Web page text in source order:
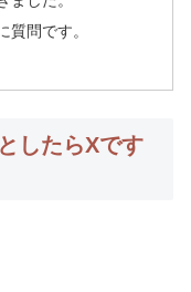
質問です。
したらXです